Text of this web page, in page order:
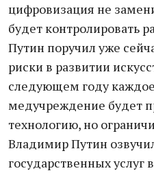
цифровизация не
будет контролировать
Путин поручил уже
риски в развитии
следующем году
медучреждение будет
технологию, но
Владимир Путин
государственных услуг